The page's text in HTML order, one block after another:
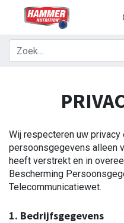
Wij respecteren uw privacy
persoonsgegevens alleen
heeft verstrekt en in
Bescherming
Telecommunicatiewet.
1. Bedrijfsgegevens